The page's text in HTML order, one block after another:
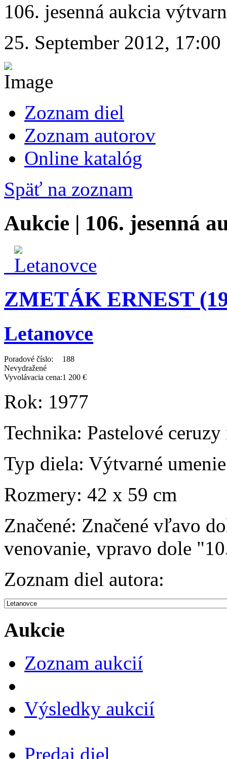
106. jesenná aukcia
25. September 2012, 17:00
Zoznam diel
Zoznam autorov
Online katalóg
Späť na zoznam
Aukcie | 106. jesenná
ZMETÁK ERNEST
Letanovce
Poradové číslo:
188
Nevydražené
Vyvolávacia cena:1 200 €
Rok: 1977
Technika: Pastelové
Typ diela: Výtvarné umenie
Rozmery: 42 x 59 cm
Značené: Značené vľavo
venovanie, vpravo dole
Zoznam diel autora:
Aukcie
Zoznam aukcií
Výsledky aukcií
Predaj diel